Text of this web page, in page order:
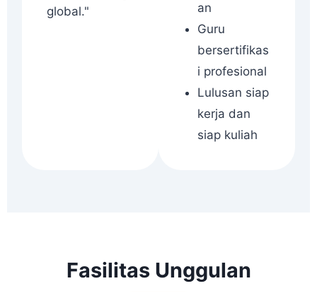
global."
an
Guru
bersertifikas
i profesional
Lulusan siap
kerja dan
siap kuliah
Fasilitas Unggulan